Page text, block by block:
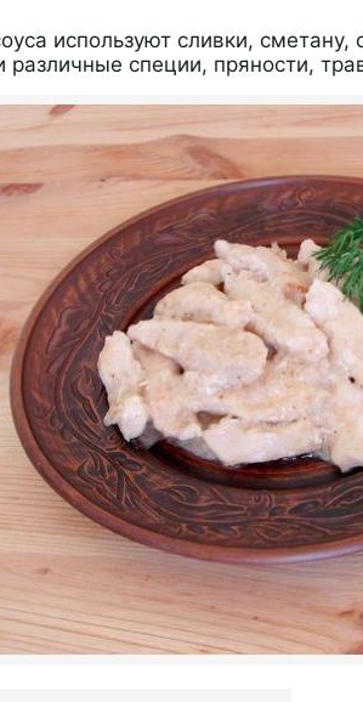
используют сливки,
различные специи, пряности,